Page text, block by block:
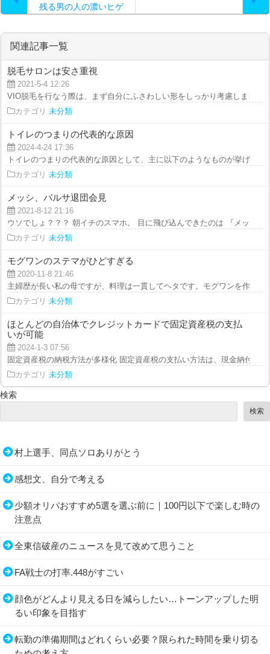
残る男の人の濃いヒゲ
関連記事一覧
脱毛サロンは安さ重視
2021-5-4 12:26
VIO脱毛を行なう際は、まず自分にふさわしい形をしっかり考慮しましょ
カテゴリ 未分類
トイレのつまりの代表的な原因
2024-4-24 17:36
トイレのつまりの代表的な原因として、主に以下のようなものが挙げられ
カテゴリ 未分類
メッシ、バルサ退団会見
2021-8-12 21:16
ウソでしょ？？？ 朝イチのスマホ。 目に飛び込んできたのは 『メッシ、
カテゴリ 未分類
モグワンのステマがひどすぎる
2020-11-8 21:46
主婦歴が長い私の母ですが、料理は一貫してヘタです。モグワンを作って
カテゴリ 未分類
ほとんどの自治体でクレジットカードで固定資産税の支払
いが可能
2024-1-3 07:56
固定資産税の納税方法が多様化 固定資産税の支払い方法は、現金納付や
カテゴリ 未分類
検索
検索
村上選手、同点ソロありがとう
感想文、自分で考える
少額オリパおすすめ5選を選ぶ前に｜100円以下で楽しむ時の
注意点
全東信破産のニュースを見て改めて思うこと
FA戦士の打率.448がすごい
顔色がどんより見える日を減らしたい…トーンアップした明
るい印象を目指す
転勤の準備期間はどれくらい必要？限られた時間を乗り切る